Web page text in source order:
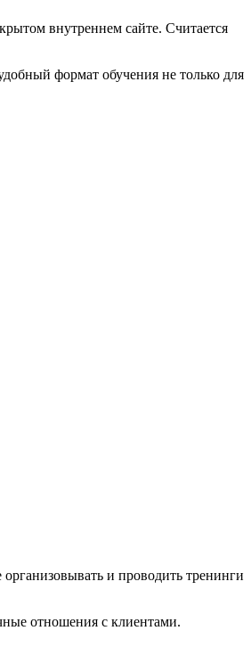
внутреннем сайте. Считается
формат обучения не только для
и проводить тренинги
отношения с клиентами.